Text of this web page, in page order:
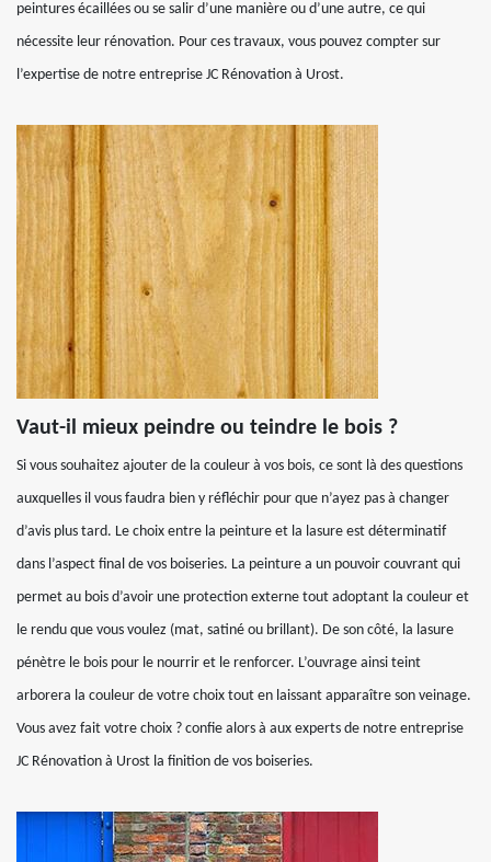
peintures écaillées ou se salir d’une manière ou d’une autre, ce qui
nécessite leur rénovation. Pour ces travaux, vous pouvez compter sur
l’expertise de notre entreprise JC Rénovation à Urost.
Vaut-il mieux peindre ou teindre le bois ?
Si vous souhaitez ajouter de la couleur à vos bois, ce sont là des questions
auxquelles il vous faudra bien y réfléchir pour que n’ayez pas à changer
d’avis plus tard. Le choix entre la peinture et la lasure est déterminatif
dans l’aspect final de vos boiseries. La peinture a un pouvoir couvrant qui
permet au bois d’avoir une protection externe tout adoptant la couleur et
le rendu que vous voulez (mat, satiné ou brillant). De son côté, la lasure
pénètre le bois pour le nourrir et le renforcer. L’ouvrage ainsi teint
arborera la couleur de votre choix tout en laissant apparaître son veinage.
Vous avez fait votre choix ? confie alors à aux experts de notre entreprise
JC Rénovation à Urost la finition de vos boiseries.